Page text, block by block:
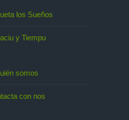
los Sueños
y Tiempu
somos
con nos